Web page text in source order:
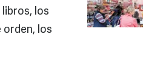
los
orden, los